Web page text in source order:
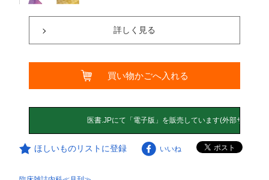
詳しく見る
買い物かごへ入れる
ほしいものリストに登録 いいね